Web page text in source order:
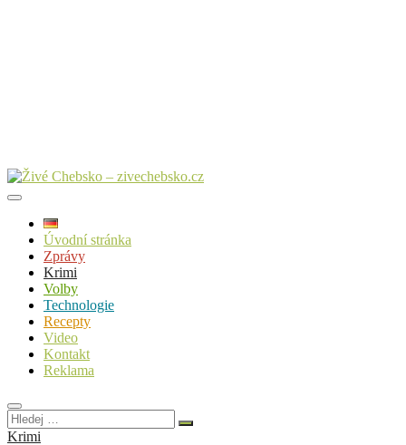
Úvodní stránka
Zprávy
Krimi
Volby
Technologie
Recepty
Video
Kontakt
Reklama
Hledej
…
Krimi